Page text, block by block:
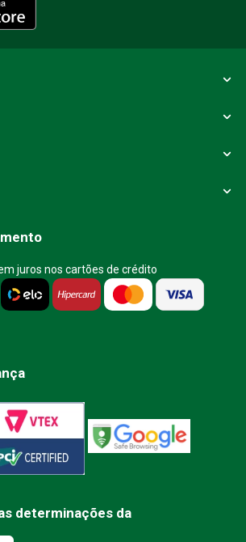
juros nos cartões de crédito
determinações da